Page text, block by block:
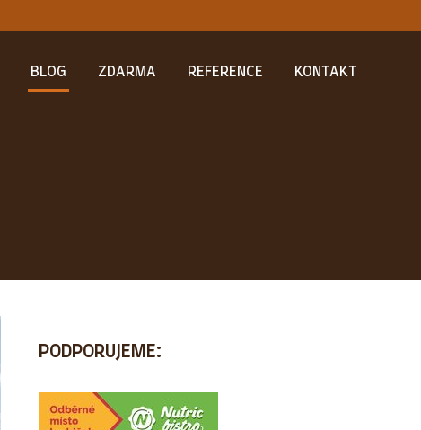
BLOG ZDARMA REFERENCE KONTAKT
PODPORUJEME: